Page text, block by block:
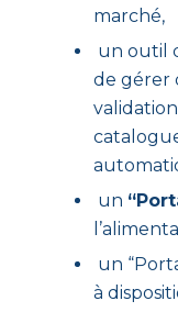
marché,
un outil
de gérer
validation
un
un
à